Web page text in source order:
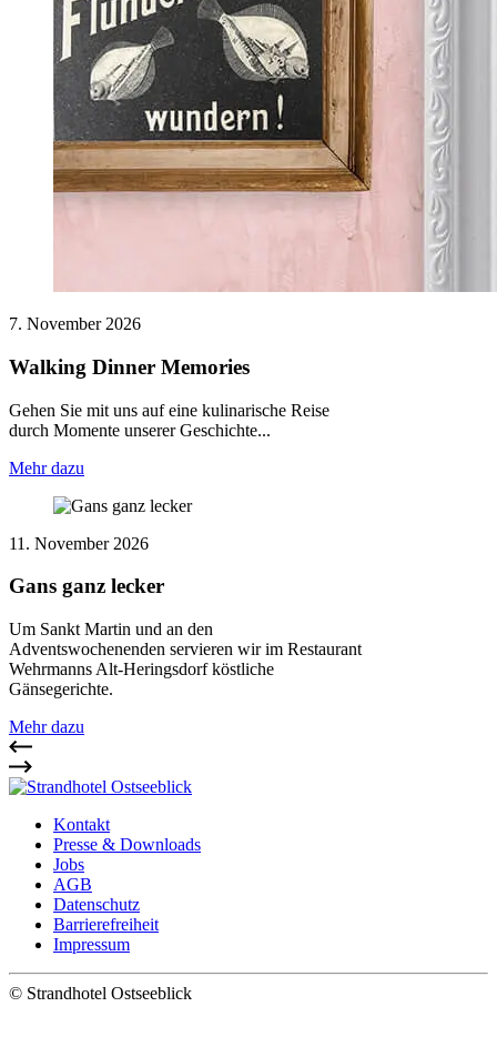
7. November 2026
Walking Dinner Memories
Gehen Sie mit uns auf eine kulinarische Reise
durch Momente unserer Geschichte...
Mehr dazu
11. November 2026
Gans ganz lecker
Um Sankt Martin und an den
Adventswochenenden servieren wir im Restaurant
Wehrmanns Alt-Heringsdorf köstliche
Gänsegerichte.
Mehr dazu
Kontakt
Presse & Downloads
Jobs
AGB
Datenschutz
Barrierefreiheit
Impressum
© Strandhotel Ostseeblick